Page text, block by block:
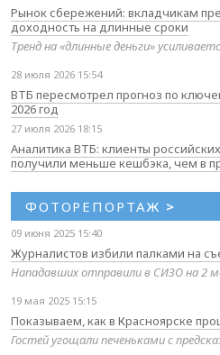
Рынок сбережений: вкладчикам
доходность на длинные сроки
Тренд на «длинные деньги»
28 июля 2026 15:54
ВТБ пересмотрел прогноз по
2026 год
27 июля 2026 18:15
Аналитика ВТБ: клиенты
получили меньше кешбэка, чем в
ФОТОРЕПОРТАЖ >
09 июня 2025 15:40
Журналистов избили палками на
Нападавших отправили в СИЗО на 2
19 мая 2025 15:15
Показываем, как в Красноярске
Гостей угощали печеньками с